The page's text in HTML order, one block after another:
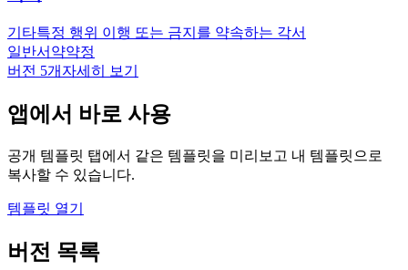
기타특정 행위 이행 또는 금지를 약속하는 각서
일반서약약정
버전 5개 자세히 보기
앱에서 바로 사용
공개 템플릿 탭에서 같은 템플릿을 미리보고 내 템플릿으로
복사할 수 있습니다.
템플릿 열기
버전 목록